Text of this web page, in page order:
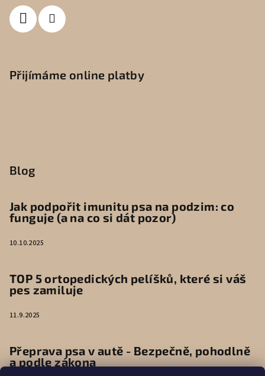
Přijímáme online platby
Blog
Jak podpořit imunitu psa na podzim: co
funguje (a na co si dát pozor)
10.10.2025
TOP 5 ortopedických pelíšků, které si váš
pes zamiluje
11.9.2025
Přeprava psa v autě - Bezpečně, pohodlně
a podle zákona